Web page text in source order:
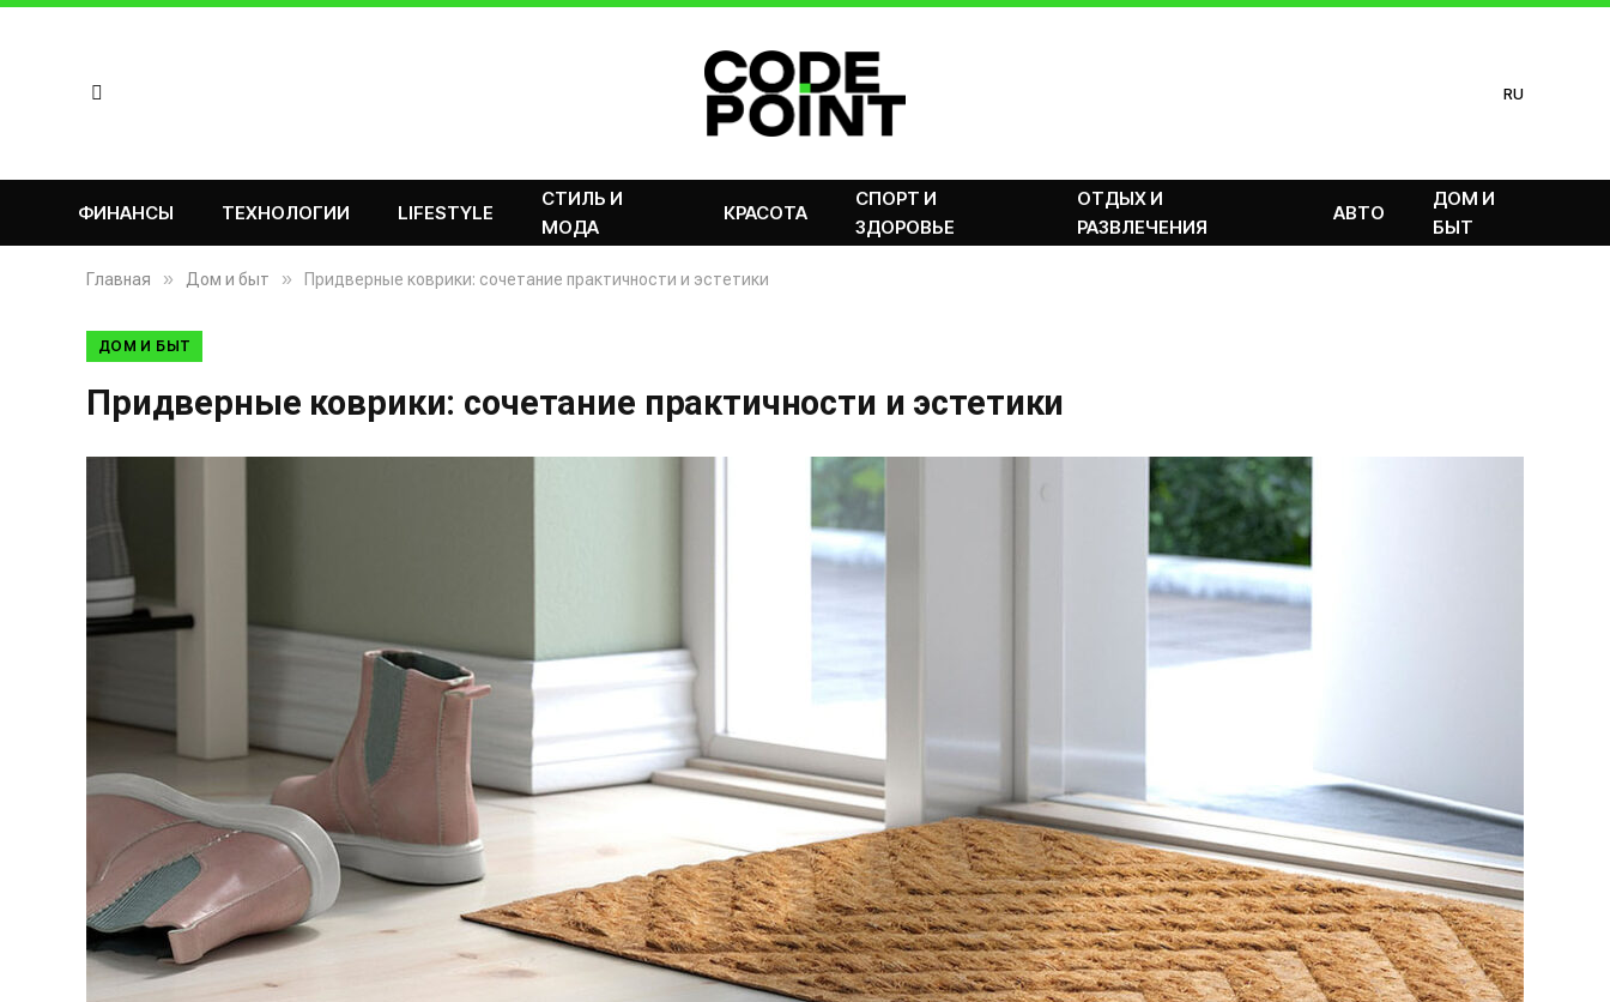
RU
ФИНАНСЫ ТЕХНОЛОГИИ LIFESTYLE
СТИЛЬ И
МОДА
КРАСОТА
СПОРТ И
ЗДОРОВЬЕ
ОТДЫХ И
РАЗВЛЕЧЕНИЯ
АВТО
ДОМ И
БЫТ
Главная » Дом и быт » Придверные коврики: сочетание практичности и эстетики
ДОМ И БЫТ
Придверные коврики: сочетание практичности и эстетики